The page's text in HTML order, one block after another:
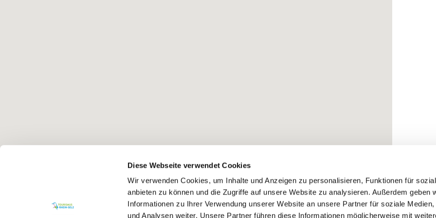
Diese Webseite verwendet Cookies
Wir verwenden Cookies, um Inhalte und Anzeigen zu personalisieren, Funktionen für
anbieten zu können und die Zugriffe auf unsere Website zu analysieren. Außerdem geben
Informationen zu Ihrer Verwendung unserer Website an unsere Partner für soziale Medien,
und Analysen weiter. Unsere Partner führen diese Informationen möglicherweise mit